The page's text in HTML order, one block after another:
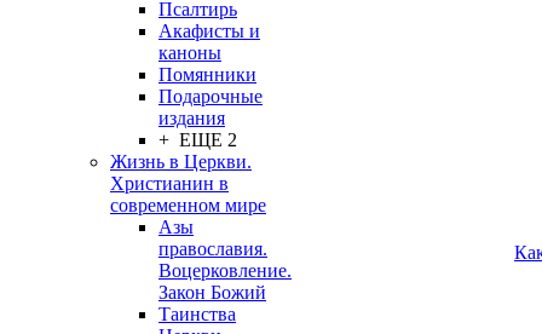
Псалтирь
Акафисты и
каноны
Помянники
Подарочные
издания
+ ЕЩЕ 2
Жизнь в Церкви.
Христианин в
современном мире
Азы
православия.
Воцерковление.
Закон Божий
Таинства